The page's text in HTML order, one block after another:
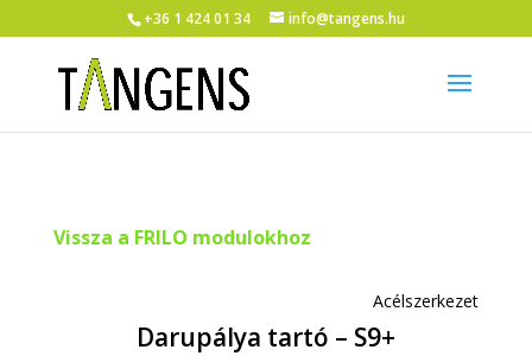
+36 1 424 01 34 info@tangens.hu
Vissza a FRILO modulokhoz
Acélszerkezet
Darupálya tartó – S9+